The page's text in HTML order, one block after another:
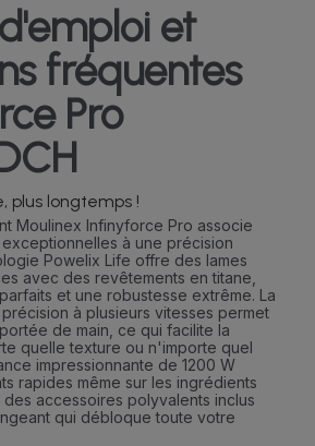
et
fréquentes
Pro
plus longtemps !
Moulinex Infinyforce Pro associe
à une précision
Powelix Life offre des lames
avec des revêtements en titane,
et une robustesse extrême. La
à plusieurs vitesses permet
de main, ce qui facilite la
quelle texture ou n'importe quel
impressionnante de 1200 W
rapides même sur les ingrédients
accessoires polyvalents inclus
qui débloque toute votre